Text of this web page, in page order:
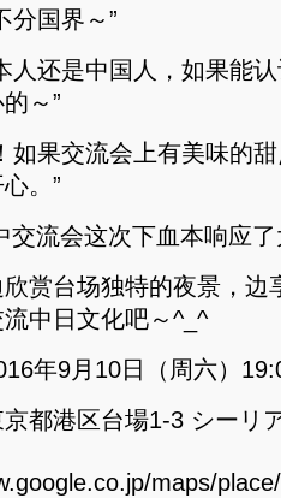
分国界～”
人还是中国人，如果能
～”
如果交流会上有美味的
。”
交流会这次下血本响应
赏台场独特的夜景，边
中日文化吧～^_^
年9月10日（周六）
京都港区台場1-3 シーリ
maps/